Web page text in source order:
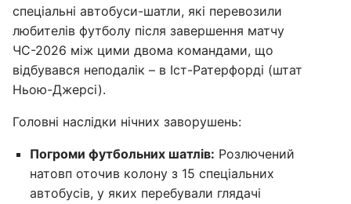
спеціальні автобуси-шатли, які перевозили
любителів футболу після завершення матчу
ЧС-2026 між цими двома командами, що
відбувався неподалік – в Іст-Ратерфорді (штат
Ньою-Джерсі).
Головні наслідки нічних заворушень:
Погроми футбольних шатлів: Розлючений
натовп оточив колону з 15 спеціальних
автобусів, у яких перебували глядачі